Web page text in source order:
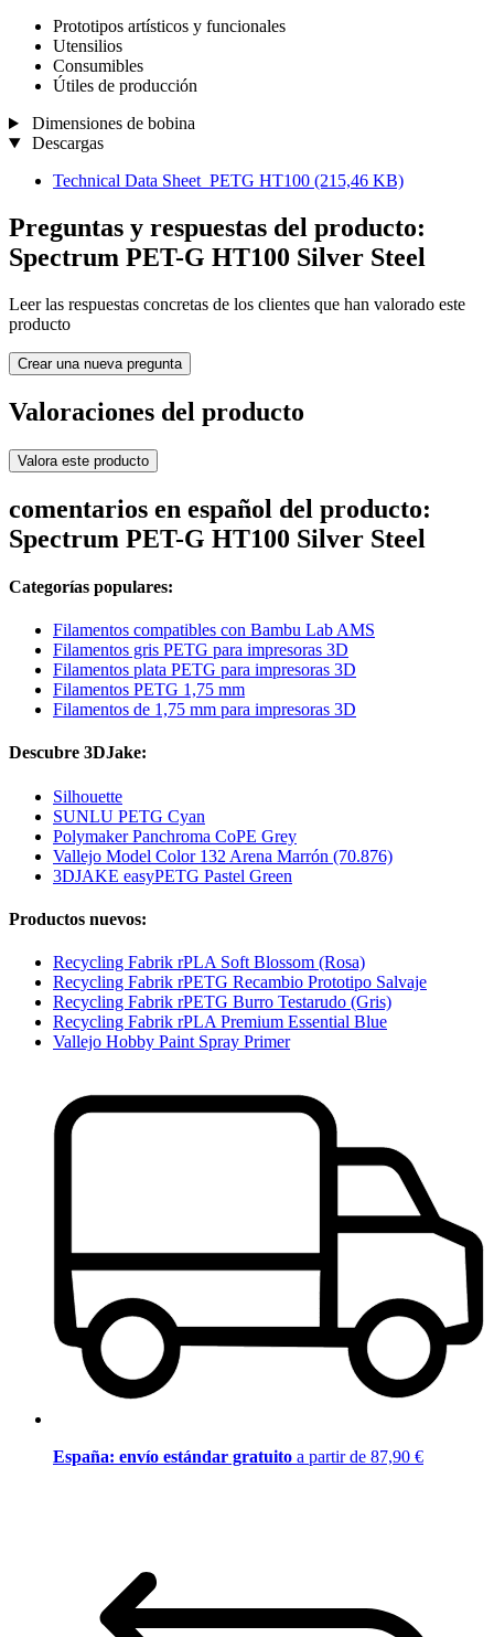
Prototipos artísticos y funcionales
Utensilios
Consumibles
Útiles de producción
Dimensiones de bobina
Descargas
Technical Data Sheet_PETG HT100 (215,46 KB)
Preguntas y respuestas del producto:
Spectrum PET-G HT100 Silver Steel
Leer las respuestas concretas de los clientes que han valorado este
producto
Crear una nueva pregunta
Valoraciones del producto
Valora este producto
comentarios en español del producto:
Spectrum PET-G HT100 Silver Steel
Categorías populares:
Filamentos compatibles con Bambu Lab AMS
Filamentos gris PETG para impresoras 3D
Filamentos plata PETG para impresoras 3D
Filamentos PETG 1,75 mm
Filamentos de 1,75 mm para impresoras 3D
Descubre 3DJake:
Silhouette
SUNLU PETG Cyan
Polymaker Panchroma CoPE Grey
Vallejo Model Color 132 Arena Marrón (70.876)
3DJAKE easyPETG Pastel Green
Productos nuevos:
Recycling Fabrik rPLA Soft Blossom (Rosa)
Recycling Fabrik rPETG Recambio Prototipo Salvaje
Recycling Fabrik rPETG Burro Testarudo (Gris)
Recycling Fabrik rPLA Premium Essential Blue
Vallejo Hobby Paint Spray Primer
España: envío estándar gratuito a partir de 87,90 €